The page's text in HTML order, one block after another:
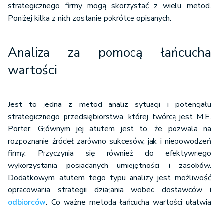
strategicznego firmy mogą skorzystać z wielu metod.
Poniżej kilka z nich zostanie pokrótce opisanych.
Analiza za pomocą łańcucha
wartości
Jest to jedna z metod analiz sytuacji i potencjału
strategicznego przedsiębiorstwa, której twórcą jest M.E.
Porter. Głównym jej atutem jest to, że pozwala na
rozpoznanie źródeł zarówno sukcesów, jak i niepowodzeń
firmy. Przyczynia się również do efektywnego
wykorzystania posiadanych umiejętności i zasobów.
Dodatkowym atutem tego typu analizy jest możliwość
opracowania strategii działania wobec dostawców i
odbiorców. Co ważne metoda łańcucha wartości ułatwia